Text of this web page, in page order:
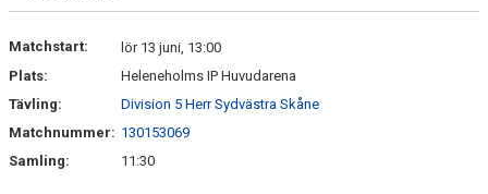
Matchstart:
lör 13 juni, 13:00
Plats:
Heleneholms IP Huvudarena
Tävling:
Division 5 Herr Sydvästra Skåne
Matchnummer: 130153069
Samling:
11:30